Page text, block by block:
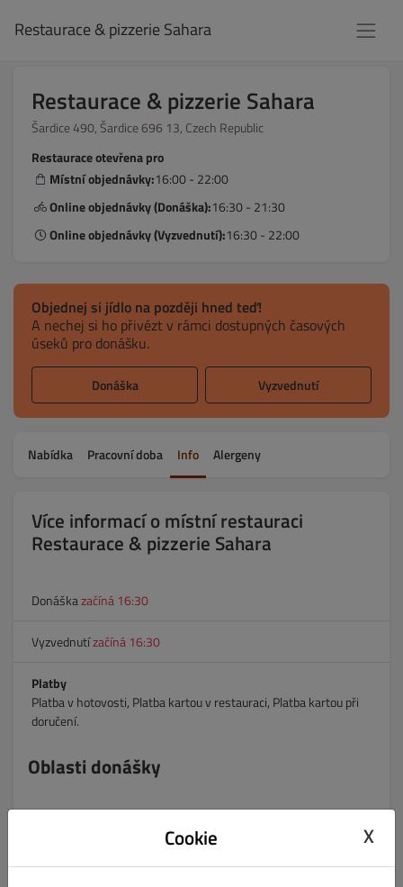
Restaurace & pizzerie Sahara
Restaurace & pizzerie Sahara
Šardice 490, Šardice 696 13, Czech Republic
Restaurace otevřena pro
Místní objednávky:16:00 - 22:00
Online objednávky (Donáška):16:30 - 21:30
Online objednávky (Vyzvednutí):16:30 - 22:00
Objednej si jídlo na později hned teď!
A nechej si ho přivézt v rámci dostupných časových
úseků pro donášku.
Donáška Vyzvednutí
Nabídka Pracovní doba Info Alergeny
Více informací o místní restauraci
Restaurace & pizzerie Sahara
Donáškazačíná 16:30
Vyzvednutízačíná 16:30
Platby
Platba v hotovosti, Platba kartou v restauraci, Platba kartou při
doručení.
Oblasti donášky
Cookie X